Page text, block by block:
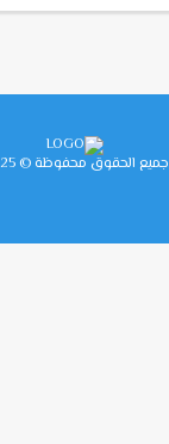
جميع الحقوق محفوظة © 2025